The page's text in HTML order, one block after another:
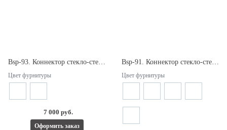
Цвет фурнитуры
7 000 руб.
Оформить заказ
Цвет фурнитуры